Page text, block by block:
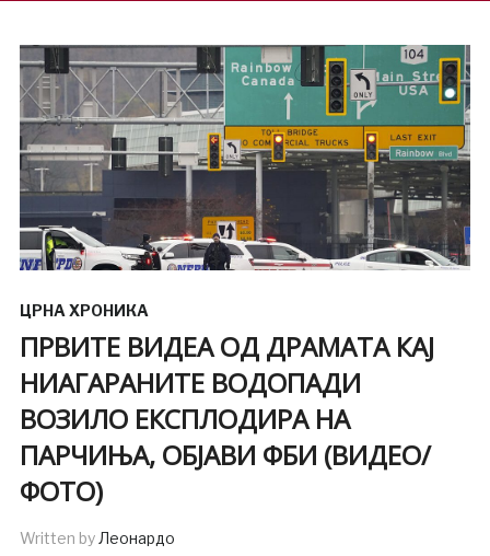
ЦРНА ХРОНИКА
ПРВИТЕ ВИДЕА ОД ДРАМАТА КАЈ
НИАГАРАНИТЕ ВОДОПАДИ
ВОЗИЛО ЕКСПЛОДИРА НА
ПАРЧИЊА, ОБЈАВИ ФБИ (ВИДЕО/
ФОТО)
Written byЛеонардо